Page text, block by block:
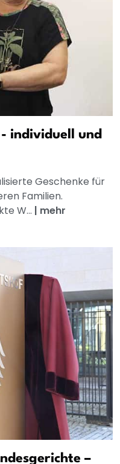
individuell und
Geschenke für
Familien.
W... | mehr
–